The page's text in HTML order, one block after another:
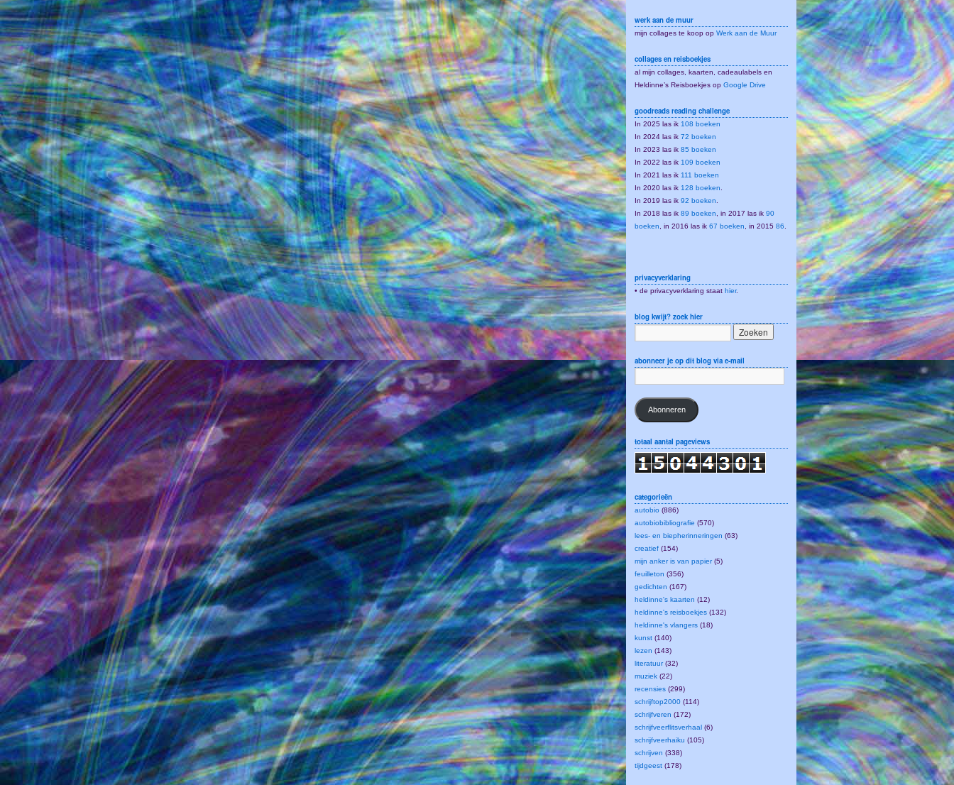
werk aan de muur
mijn collages te koop op Werk aan de Muur
collages en reisboekjes
al mijn collages, kaarten, cadeaulabels en
Heldinne’s Reisboekjes op Google Drive
goodreads reading challenge
In 2025 las ik 108 boeken
In 2024 las ik 72 boeken
In 2023 las ik 85 boeken
In 2022 las ik 109 boeken
In 2021 las ik 111 boeken
In 2020 las ik 128 boeken
In 2019 las ik 92 boeken
In 2018 las ik 89 boeken , in 2017 las ik 90
boeken , in 2016 las ik 67 boeken , in 2015 86
privacyverklaring
• de privacyverklaring staat hier.
blog kwijt? zoek hier
abonneer je op dit blog via e-mail
Abonneren
totaal aantal pageviews
categorieën
autobio (886)
autobiobibliografie (570)
lees- en biepherinneringen (63)
creatief (154)
mijn anker is van papier(5)
feuilleton (356)
gedichten (167)
heldinne's kaarten (12)
heldinne's reisboekjes (132)
heldinne's vlangers (18)
kunst (140)
lezen (143)
literatuur(32)
muziek (22)
recensies (299)
schrijftop2000 (114)
schrijfveren (172)
schrijfveerflitsverhaal (6)
schrijfveerhaiku (105)
schrijven (338)
tijdgeest (178)